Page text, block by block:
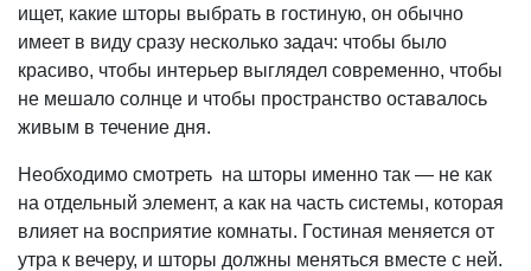
ищет, какие шторы выбрать в гостиную, он обычно
имеет в виду сразу несколько задач: чтобы было
красиво, чтобы интерьер выглядел современно, чтобы
не мешало солнце и чтобы пространство оставалось
живым в течение дня.
Необходимо смотреть на шторы именно так — не как
на отдельный элемент, а как на часть системы, которая
влияет на восприятие комнаты. Гостиная меняется от
утра к вечеру, и шторы должны меняться вместе с ней.